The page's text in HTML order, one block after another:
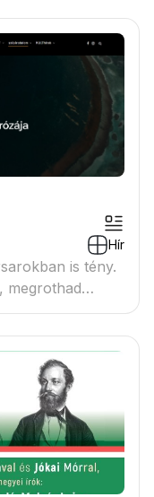
végig
Nagy-Laczkó
Hír
is tény.
megrothad
elé tálalásra
Balázs